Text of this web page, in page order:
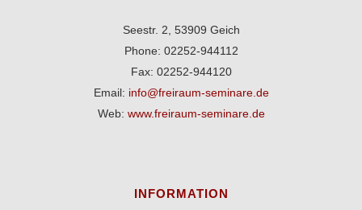
Seestr. 2, 53909 Geich
Phone: 02252-944112
Fax: 02252-944120
Email: info@freiraum-seminare.de
Web: www.freiraum-seminare.de
INFORMATION